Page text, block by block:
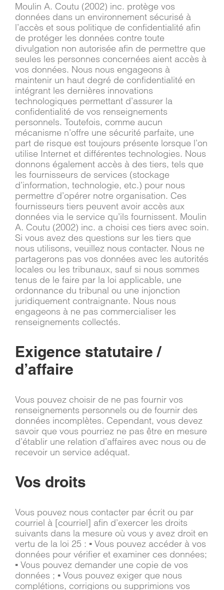
Moulin A. Coutu (2002) inc. protège vos
données dans un environnement sécurisé à
l’accès et sous politique de confidentialité afin
de protéger les données contre toute
divulgation non autorisée afin de permettre que
seules les personnes concernées aient accès à
vos données. Nous nous engageons à
maintenir un haut degré de confidentialité en
intégrant les dernières innovations
technologiques permettant d’assurer la
confidentialité de vos renseignements
personnels. Toutefois, comme aucun
mécanisme n’offre une sécurité parfaite, une
part de risque est toujours présente lorsque l’on
utilise Internet et différentes technologies. Nous
donnons également accès à des tiers, tels que
les fournisseurs de services (stockage
d’information, technologie, etc.) pour nous
permettre d’opérer notre organisation. Ces
fournisseurs tiers peuvent avoir accès aux
données via le service qu’ils fournissent. Moulin
A. Coutu (2002) inc. a choisi ces tiers avec soin.
Si vous avez des questions sur les tiers que
nous utilisons, veuillez nous contacter. Nous ne
partagerons pas vos données avec les autorités
locales ou les tribunaux, sauf si nous sommes
tenus de le faire par la loi applicable, une
ordonnance du tribunal ou une injonction
juridiquement contraignante. Nous nous
engageons à ne pas commercialiser les
renseignements collectés.
Exigence statutaire /
d’affaire
Vous pouvez choisir de ne pas fournir vos
renseignements personnels ou de fournir des
données incomplètes. Cependant, vous devez
savoir que vous pourriez ne pas être en mesure
d’établir une relation d’affaires avec nous ou de
recevoir un service adéquat.
Vos droits
Vous pouvez nous contacter par écrit ou par
courriel à [courriel] afin d’exercer les droits
suivants dans la mesure où vous y avez droit en
vertu de la loi 25 : ▪ Vous pouvez accéder à vos
données pour vérifier et examiner ces données;
▪ Vous pouvez demander une copie de vos
données ; ▪ Vous pouvez exiger que nous
complétions, corrigions ou supprimions vos